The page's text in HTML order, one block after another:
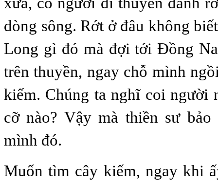
dòng sông. Rớt ở đâu không
Long gì đó mà đợi tới Đồng
trên thuyền, ngay chỗ mình
kiếm. Chúng ta nghĩ coi người
cỡ nào? Vậy mà thiền sư
mình đó.
Muốn tìm cây kiếm, ngay khi